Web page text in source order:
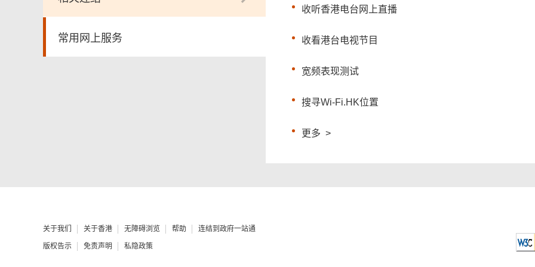
常用网上服务
收听香港电台网上直播
收看港台电视节目
宽频表现测试
搜寻Wi-Fi.HK位置
更多 >
关于我们 关于香港 无障碍浏览 帮助 连结到政府一站通
版权告示 免责声明 私隐政策